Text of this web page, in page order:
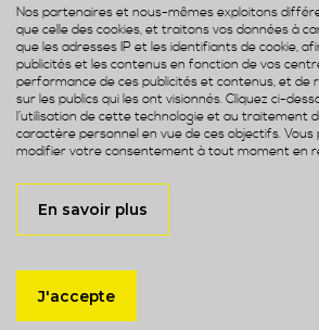
Nos partenaires et nous-mêmes exploitons
que celle des cookies, et traitons vos données à
que les adresses IP et les identifiants de cookie,
publicités et les contenus en fonction de vos
performance de ces publicités et contenus, et de
sur les publics qui les ont visionnés. Cliquez ci-
l’utilisation de cette technologie et au traitement
caractère personnel en vue de ces objectifs. Vous
modifier votre consentement à tout moment en
En savoir plus
J'accepte